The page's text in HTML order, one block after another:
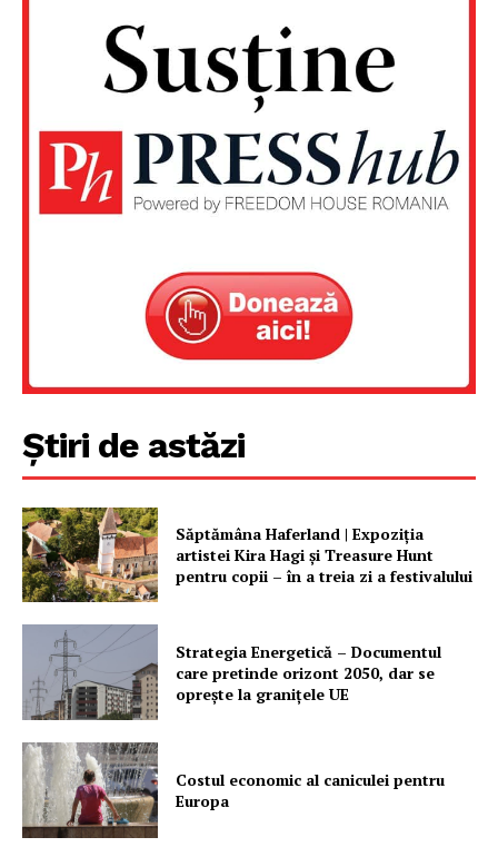
Știri de astăzi
Săptămâna Haferland | Expoziţia
artistei Kira Hagi şi Treasure Hunt
pentru copii – în a treia zi a festivalului
Strategia Energetică – Documentul
care pretinde orizont 2050, dar se
oprește la granițele UE
Costul economic al caniculei pentru
Europa